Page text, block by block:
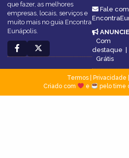
que fazer, as melhores
empresas, locais, serviços e
muito mais no guia Encontra
Eunápolis.
Fale
ANUNCIE
Com
destaque |
Grátis
Termos| Privacidade
Criado com
e pelo time